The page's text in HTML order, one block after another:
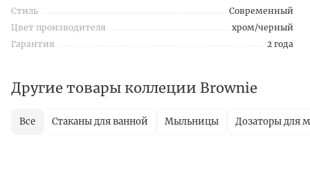
Стиль
Современный
Цвет производителя
хром/черный
Гарантия
2 года
Другие товары коллеции Brownie
Все Стаканы для ванной Мыльницы Дозаторы для